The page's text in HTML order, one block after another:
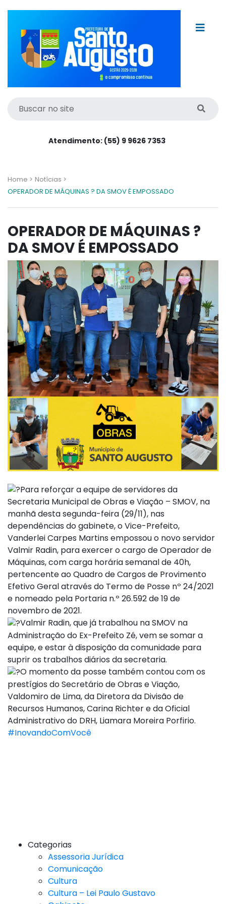
Atendimento: (55) 9 9626 7353
Home > Notícias >
OPERADOR DE MÁQUINAS ? DA SMOV É EMPOSSADO
OPERADOR DE MÁQUINAS ?
DA SMOV É EMPOSSADO
Para reforçar a equipe de servidores da
Secretaria Municipal de Obras e Viação – SMOV, na
manhã desta segunda-feira (29/11), nas
dependências do gabinete, o Vice-Prefeito,
Vanderlei Carpes Martins empossou o novo servidor
Valmir Radin, para exercer o cargo de Operador de
Máquinas, com carga horária semanal de 40h,
pertencente ao Quadro de Cargos de Provimento
Efetivo Geral através do Termo de Posse nº 24/2021
e nomeado pela Portaria n.º 26.592 de 19 de
novembro de 2021.
Valmir Radin, que já trabalhou na SMOV na
Administração do Ex-Prefeito Zé, vem se somar a
equipe, e estar à disposição da comunidade para
suprir os trabalhos diários da secretaria.
O momento da posse também contou com os
prestígios do Secretário de Obras e Viação,
Valdomiro de Lima, da Diretora da Divisão de
Recursos Humanos, Carina Richter e da Oficial
Administrativo do DRH, Liamara Moreira Porfirio.
#InovandoComVocê
Categorias
Assessoria Jurídica
Comunicação
Cultura
Cultura – Lei Paulo Gustavo